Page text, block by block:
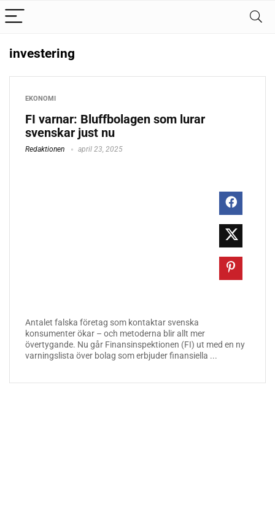
investering
EKONOMI
FI varnar: Bluffbolagen som lurar
svenskar just nu
Redaktionen april 23, 2025
Antalet falska företag som kontaktar svenska
konsumenter ökar – och metoderna blir allt mer
övertygande. Nu går Finansinspektionen (FI) ut med en ny
varningslista över bolag som erbjuder finansiella ...